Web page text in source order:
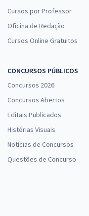
Cursos por Professor
Oficina de Redação
Cursos Online Gratuitos
CONCURSOS PÚBLICOS
Concursos 2026
Concursos Abertos
Editais Publicados
Histórias Visuais
Notícias de Concursos
Questões de Concurso